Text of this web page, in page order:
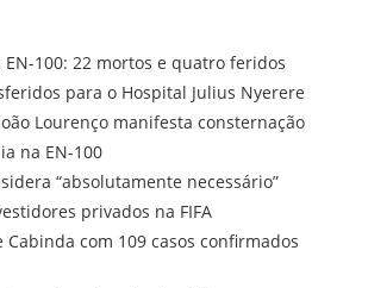
EN-100: 22 mortos e quatro feridos
para o Hospital Julius Nyerere
Lourenço manifesta consternação
na EN-100
“absolutamente necessário”
privados na FIFA
Cabinda com 109 casos confirmados